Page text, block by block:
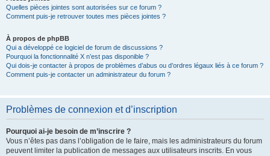
Quelles pièces jointes sont autorisées sur ce forum ?
Comment puis-je retrouver toutes mes pièces jointes ?
À propos de phpBB
Qui a développé ce logiciel de forum de discussions ?
Pourquoi la fonctionnalité X n’est pas disponible ?
Qui dois-je contacter à propos de problèmes d’abus ou d’ordres légaux liés à ce forum ?
Comment puis-je contacter un administrateur du forum ?
Problèmes de connexion et d’inscription
Pourquoi ai-je besoin de m’inscrire ?
Vous n’êtes pas dans l’obligation de le faire, mais les administrateurs du forum
peuvent limiter la publication de messages aux utilisateurs inscrits. En vous